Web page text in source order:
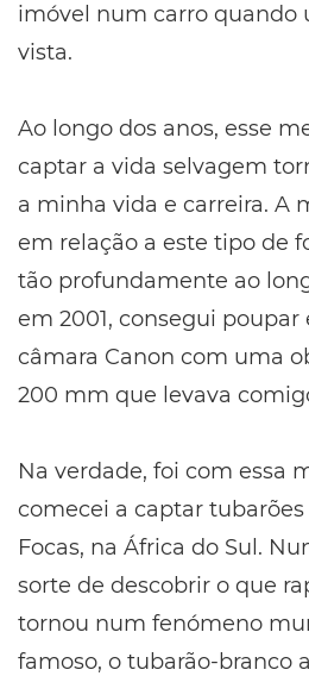
imóvel num carro quando
vista.
Ao longo dos anos, esse
captar a vida selvagem
a minha vida e carreira. A
em relação a este tipo de
tão profundamente ao
em 2001, consegui
câmara Canon com uma
200 mm que levava
Na verdade, foi com essa
comecei a captar
Focas, na África do Sul.
sorte de descobrir o que
tornou num fenómeno
famoso, o tubarão-branco